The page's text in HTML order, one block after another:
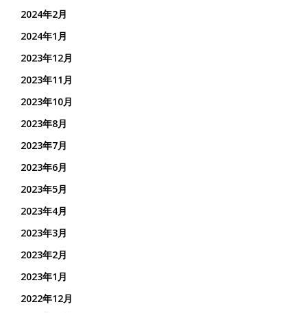
2024年2月
2024年1月
2023年12月
2023年11月
2023年10月
2023年8月
2023年7月
2023年6月
2023年5月
2023年4月
2023年3月
2023年2月
2023年1月
2022年12月